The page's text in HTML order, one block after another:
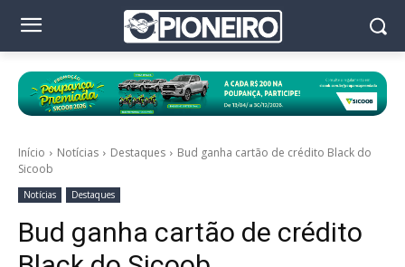
Início Notícias Destaques
Bud ganha cartão de crédito Black do
Sicoob
Notícias Destaques
Bud ganha cartão de crédito